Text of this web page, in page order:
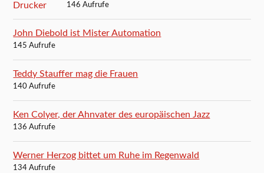
146 Aufrufe
John Diebold ist Mister Automation
145 Aufrufe
Teddy Stauffer mag die Frauen
140 Aufrufe
Ken Colyer, der Ahnvater des europäischen Jazz
136 Aufrufe
Werner Herzog bittet um Ruhe im Regenwald
134 Aufrufe